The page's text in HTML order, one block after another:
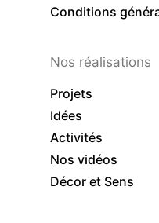
Conditions
Nos réalisations
Projets
Idées
Activités
Nos vidéos
Décor et Sens